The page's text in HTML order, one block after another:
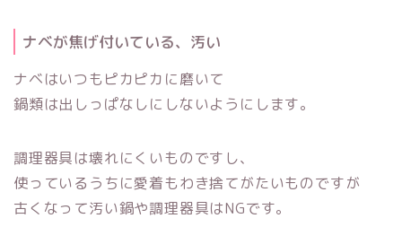
ナベが焦げ付いている、汚い
ナベはいつもピカピカに磨いて
鍋類は出しっぱなしにしないようにします。
調理器具は壊れにくいものですし、
使っているうちに愛着もわき捨てがたいものですが
古くなって汚い鍋や調理器具はNGです。